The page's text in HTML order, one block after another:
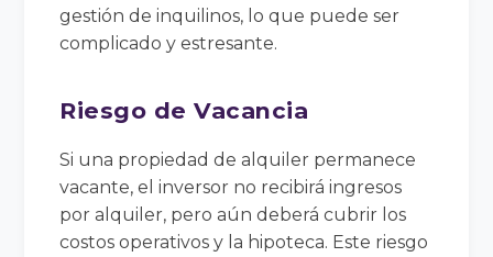
gestión de inquilinos, lo que puede ser
complicado y estresante.
Riesgo de Vacancia
Si una propiedad de alquiler permanece
vacante, el inversor no recibirá ingresos
por alquiler, pero aún deberá cubrir los
costos operativos y la hipoteca. Este riesgo